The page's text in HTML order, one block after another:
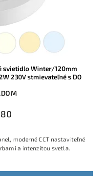
svietidlo Winter/120mm
230V stmievateľné s DO
moderné CCT nastaviteľné
a intenzitou svetla.